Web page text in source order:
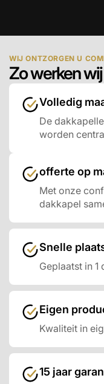
WIJ ONTZORGEN U
Zo werken
Volledig
De
worden
offerte op
Met onze
dakkapel
Snelle
Geplaatst in 1
Eigen
Kwaliteit in
15 jaar